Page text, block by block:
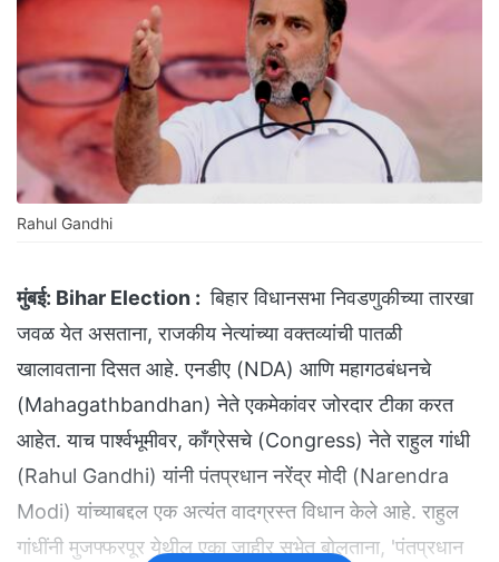
Rahul Gandhi
मुंबई: Bihar Election : बिहार विधानसभा निवडणुकीच्या तारखा
जवळ येत असताना, राजकीय नेत्यांच्या वक्तव्यांची पातळी
खालावताना दिसत आहे. एनडीए (NDA) आणि महागठबंधनचे
(Mahagathbandhan) नेते एकमेकांवर जोरदार टीका करत
आहेत. याच पार्श्वभूमीवर, काँग्रेसचे (Congress) नेते राहुल गांधी
(Rahul Gandhi) यांनी पंतप्रधान नरेंद्र मोदी (Narendra
Modi) यांच्याबद्दल एक अत्यंत वादग्रस्त विधान केले आहे. राहुल
गांधींनी मुजफ्फरपूर येथील एका जाहीर सभेत बोलताना, 'पंतप्रधान